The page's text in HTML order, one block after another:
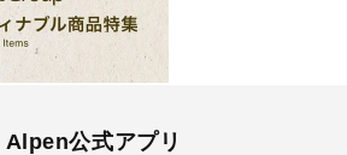
Alpen公式アプリ